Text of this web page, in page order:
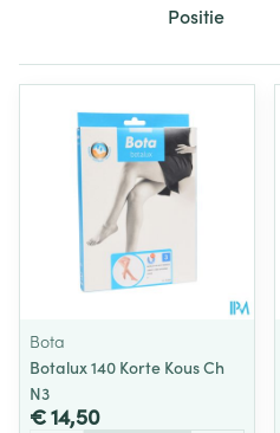
Sorteer op:
Bota
Botalux 140 Korte Kous Ch
N3
€ 14,50